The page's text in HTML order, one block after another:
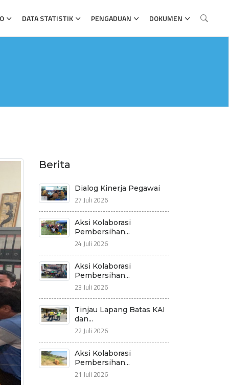
DATA STATISTIK PENGADUAN DOKUMEN
Berita
Dialog Kinerja Pegawai
27 Juli 2026
Aksi Kolaborasi
Pembersihan...
24 Juli 2026
Aksi Kolaborasi
Pembersihan...
23 Juli 2026
Tinjau Lapang Batas KAI
dan...
22 Juli 2026
Aksi Kolaborasi
Pembersihan...
21 Juli 2026